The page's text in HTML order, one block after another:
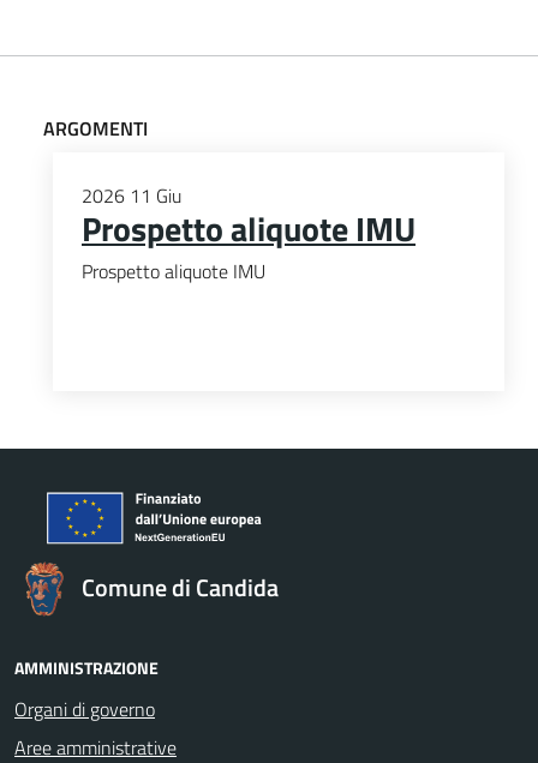
ARGOMENTI
2026 11 Giu
Prospetto aliquote IMU
Prospetto aliquote IMU
Comune di Candida
AMMINISTRAZIONE
Organi di governo
Aree amministrative